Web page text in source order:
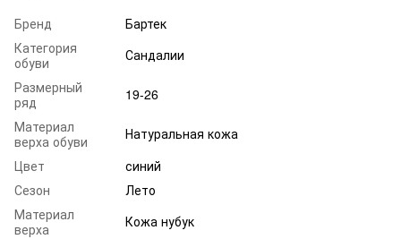
Бренд
Бартек
Категория
обуви
Сандалии
Размерный
ряд
19-26
Материал
верха обуви
Натуральная кожа
Цвет
синий
Сезон
Лето
Материал
верха
Кожа нубук